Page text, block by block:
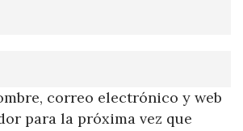
correo electrónico y web
para la próxima vez que